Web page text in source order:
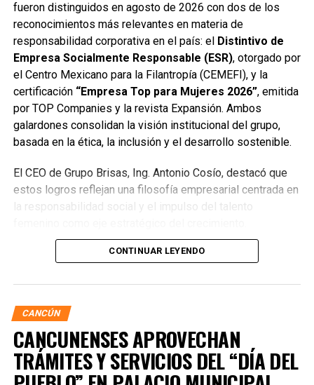
fueron distinguidos en agosto de 2026 con dos de los
reconocimientos más relevantes en materia de
responsabilidad corporativa en el país: el Distintivo de
Empresa Socialmente Responsable (ESR), otorgado por
el Centro Mexicano para la Filantropía (CEMEFI), y la
certificación “Empresa Top para Mujeres 2026”, emitida
por TOP Companies y la revista Expansión. Ambos
galardones consolidan la visión institucional del grupo,
basada en la ética, la inclusión y el desarrollo sostenible.
El CEO de Grupo Brisas, Ing. Antonio Cosío, destacó que
estos logros reflejan una filosofía empresarial centrada en
la responsabilidad social y el impulso del talento
Actualmente, el grupo cuenta con una plantilla de 3,400
colaboradores, de los cuales el 43.5% son mujeres, cifra
seguros, equitativos y con posibilidades reales de
desarrollo.
El área de Recursos Humanos ha sido clave en la
implementación de políticas que fortalecen la calidad de
CONTINUAR LEYENDO
CANCÚN
CANCUNENSES APROVECHAN
TRÁMITES Y SERVICIOS DEL “DÍA DEL